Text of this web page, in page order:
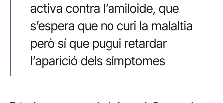
activa contra l’amiloide, que
s’espera que no curi la malaltia
però sí que pugui retardar
l’aparició dels símptomes